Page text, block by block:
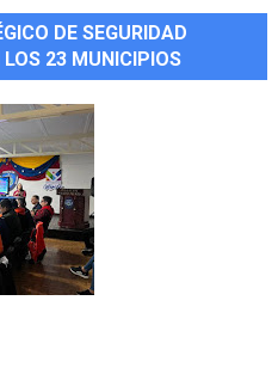
DE SEGURIDAD
23 MUNICIPIOS